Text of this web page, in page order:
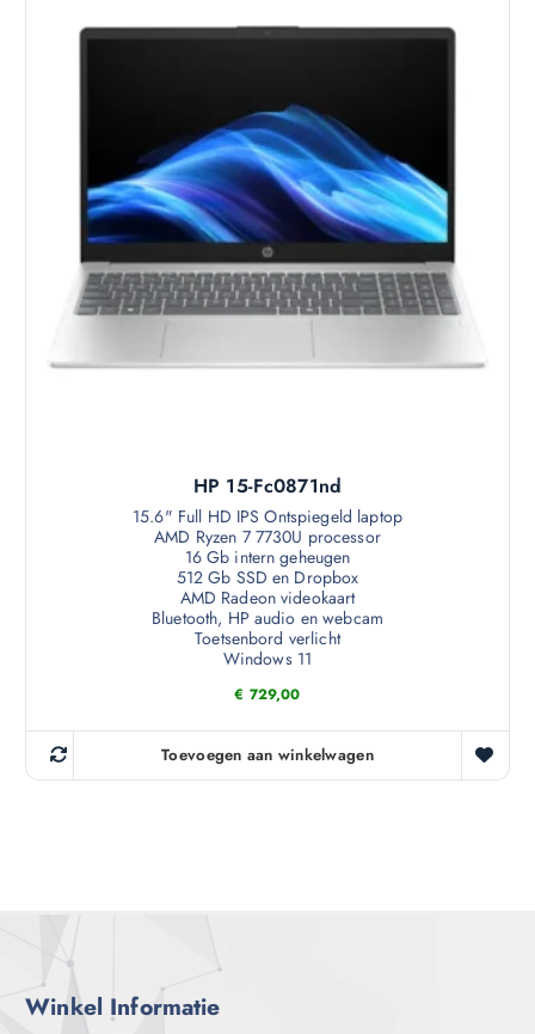
HP 15-Fc0871nd
15.6" Full HD IPS Ontspiegeld laptop
AMD Ryzen 7 7730U processor
16 Gb intern geheugen
512 Gb SSD en Dropbox
AMD Radeon videokaart
Bluetooth, HP audio en webcam
Toetsenbord verlicht
Windows 11
€ 729,00
Toevoegen aan winkelwagen
Winkel Informatie